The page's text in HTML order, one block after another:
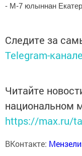
- М-7 юлыннан
Следите за
Telegram-канале
Читайте
национальном
https://max.ru/
ВКонтакте: